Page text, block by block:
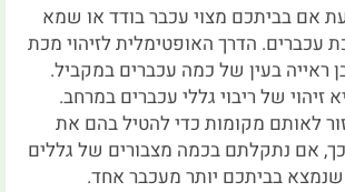
אם בביתכם מצוי עכבר בודד או שמא
עכברים. הדרך האופטימלית לזיהוי מכת
ראייה בעין של כמה עכברים במקביל.
זיהוי של ריבוי גללי עכברים במרחב.
לאותם מקומות כדי להטיל בהם את
אם נתקלתם בכמה מצבורים של גללים
שנמצא בביתכם יותר מעכבר אחד.